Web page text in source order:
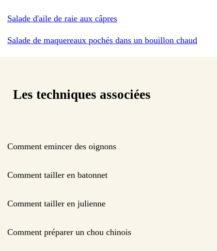
Salade d'aile de raie aux câpres
Salade de maquereaux pochés dans un bouillon chaud
Les techniques associées
Comment emincer des oignons
Comment tailler en batonnet
Comment tailler en julienne
Comment préparer un chou chinois